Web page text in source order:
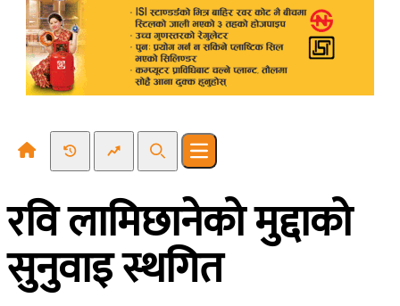
Recent NewsTrending News
SearchOpen main menu
रवि लामिछानेको मुद्दाको
सुनुवाइ स्थगित